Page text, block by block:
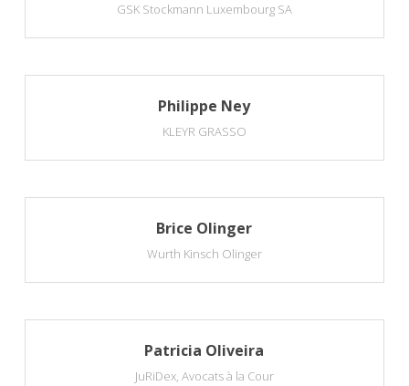
GSK Stockmann Luxembourg SA
Philippe Ney
KLEYR GRASSO
Brice Olinger
Wurth Kinsch Olinger
Patricia Oliveira
JuRiDex, Avocats à la Cour